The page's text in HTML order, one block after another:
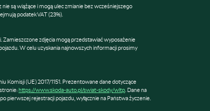
są wiążące i mogą ulec zmianie bez wcześniejszego
podatek VAT (23%).
zdjęcia mogą przedstawiać wyposażenie
W celu uzyskania najnowszych informacji prosimy
Komisji (UE) 2017/1151. Prezentowane dane dotyczące
https://www.skoda-auto.pl/swiat-skody/wltp. Dane na
pierwszej rejestracji pojazdu, wyłącznie na Państwa życzenie.